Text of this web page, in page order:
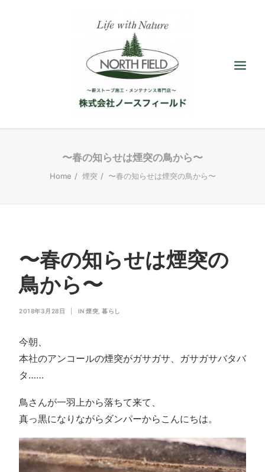
ショールーム
取扱い薪ストーブ
会社概要
お問い合わせ
SEARCH
〜春の知らせは煙突の鳥から〜
Home 煙突 〜春の知らせは煙突の鳥から〜
〜春の知らせは煙突の
鳥から〜
2018年3月28日 IN 煙突 暮らし
今朝、
本社のアンコールの煙突がガサガサ、ガサガサバタバ
タ……
鳥さんが一羽上から落ちて来て、
真っ黒になりながらダンパーからこんにちは。